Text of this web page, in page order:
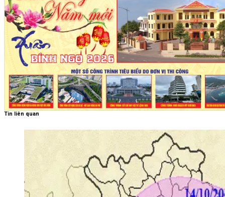
Tin liên quan